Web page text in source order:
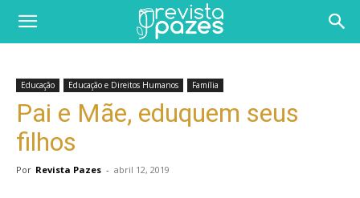
Educação Educação e Direitos Humanos Família
Pai e Mãe, eduquem seus
filhos
Por Revista Pazes - abril 12, 2019